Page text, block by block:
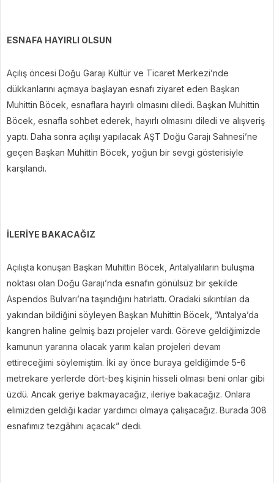
ESNAFA HAYIRLI OLSUN
Açılış öncesi Doğu Garajı Kültür ve Ticaret Merkezi’nde
dükkanlarını açmaya başlayan esnafı ziyaret eden Başkan
Muhittin Böcek, esnaflara hayırlı olmasını diledi. Başkan Muhittin
Böcek, esnafla sohbet ederek, hayırlı olmasını diledi ve alışveriş
yaptı. Daha sonra açılışı yapılacak AŞT Doğu Garajı Sahnesi’ne
geçen Başkan Muhittin Böcek, yoğun bir sevgi gösterisiyle
karşılandı.
İLERİYE BAKACAĞIZ
Açılışta konuşan Başkan Muhittin Böcek, Antalyalıların buluşma
noktası olan Doğu Garajı’nda esnafın gönülsüz bir şekilde
Aspendos Bulvarı’na taşındığını hatırlattı. Oradaki sıkıntıları da
yakından bildiğini söyleyen Başkan Muhittin Böcek, ”Antalya’da
kangren haline gelmiş bazı projeler vardı. Göreve geldiğimizde
kamunun yararına olacak yarım kalan projeleri devam
ettireceğimi söylemiştim. İki ay önce buraya geldiğimde 5-6
metrekare yerlerde dört-beş kişinin hisseli olması beni onlar gibi
üzdü. Ancak geriye bakmayacağız, ileriye bakacağız. Onlara
elimizden geldiği kadar yardımcı olmaya çalışacağız. Burada 308
esnafımız tezgâhını açacak” dedi.